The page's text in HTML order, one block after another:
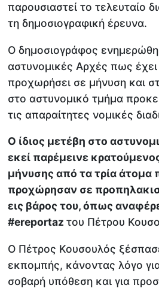
παρουσιαστεί το τελευταίο
τη δημοσιογραφική έρευνα.
Ο δημοσιογράφος
αστυνομικές Αρχές πως
προχωρήσει σε μήνυση και
στο αστυνομικό τμήμα
τις απαραίτητες νομικές
Ο ίδιος μετέβη στο
εκεί παρέμεινε
μήνυσης από τα τρία άτομα
προχώρησαν σε
εις βάρος του, όπως
#ereportazτου Πέτρου
Ο Πέτρος Κουσουλός
εκπομπής, κάνοντας λόγο για
σοβαρή υπόθεση και για